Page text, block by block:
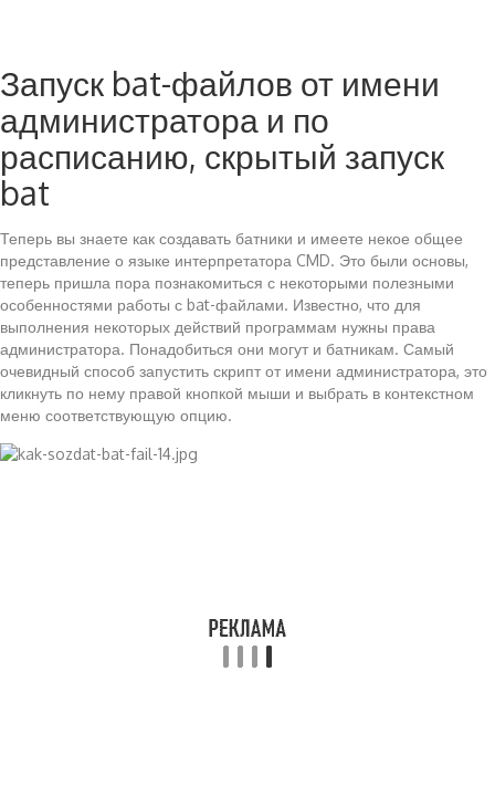
Запуск bat-файлов от имени
администратора и по
расписанию, скрытый запуск
bat
Теперь вы знаете как создавать батники и имеете некое общее
представление о языке интерпретатора CMD. Это были основы,
теперь пришла пора познакомиться с некоторыми полезными
особенностями работы с bat-файлами. Известно, что для
выполнения некоторых действий программам нужны права
администратора. Понадобиться они могут и батникам. Самый
очевидный способ запустить скрипт от имени администратора, это
кликнуть по нему правой кнопкой мыши и выбрать в контекстном
меню соответствующую опцию.